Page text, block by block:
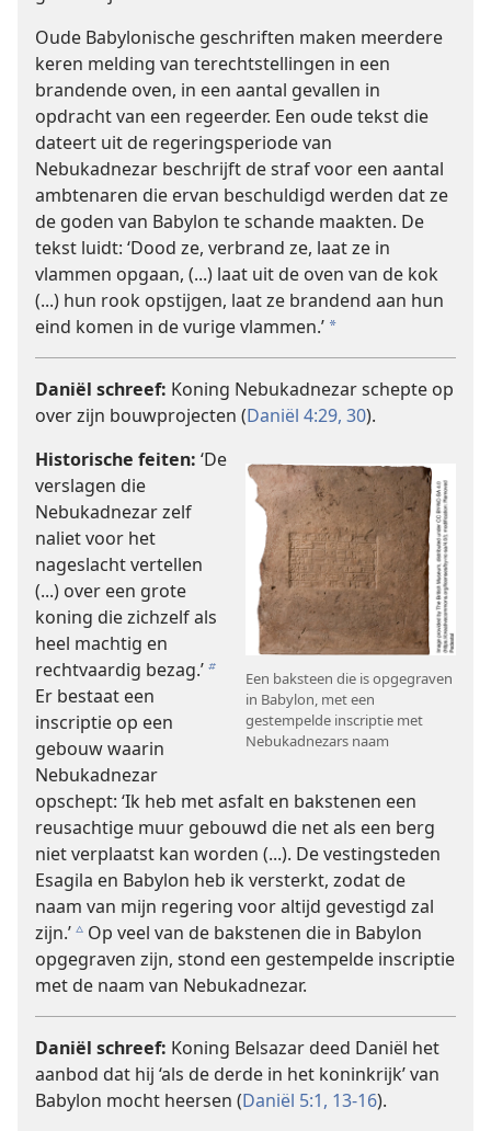
Oude Babylonische geschriften maken meerdere
keren melding van terechtstellingen in een
brandende oven, in een aantal gevallen in
opdracht van een regeerder. Een oude tekst die
dateert uit de regeringsperiode van
Nebukadnezar beschrijft de straf voor een aantal
ambtenaren die ervan beschuldigd werden dat ze
de goden van Babylon te schande maakten. De
tekst luidt: ‘Dood ze, verbrand ze, laat ze in
vlammen opgaan, (...) laat uit de oven van de kok
(...) hun rook opstijgen, laat ze brandend aan hun
eind komen in de vurige vlammen.’ a
Daniël schreef: Koning Nebukadnezar schepte op
over zijn bouwprojecten (Daniël 4:29, 30).
Een baksteen die is opgegraven
in Babylon, met een
gestempelde inscriptie met
Nebukadnezars naam
Historische feiten: ‘De
verslagen die
Nebukadnezar zelf
naliet voor het
nageslacht vertellen
(...) over een grote
koning die zichzelf als
heel machtig en
rechtvaardig bezag.’b
Er bestaat een
inscriptie op een
gebouw waarin
Nebukadnezar
opschept: ‘Ik heb met asfalt en bakstenen een
reusachtige muur gebouwd die net als een berg
niet verplaatst kan worden (...). De vestingsteden
Esagila en Babylon heb ik versterkt, zodat de
naam van mijn regering voor altijd gevestigd zal
zijn.’c Op veel van de bakstenen die in Babylon
opgegraven zijn, stond een gestempelde inscriptie
met de naam van Nebukadnezar.
Daniël schreef: Koning Belsazar deed Daniël het
aanbod dat hij ‘als de derde in het koninkrijk’ van
Babylon mocht heersen (Daniël 5:1, 13-16).